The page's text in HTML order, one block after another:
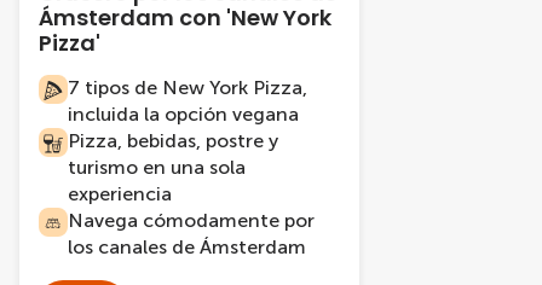
Ámsterdam con 'New York
Pizza'
7 tipos de New York Pizza,
incluida la opción vegana
Pizza, bebidas, postre y
turismo en una sola
experiencia
Navega cómodamente por
los canales de Ámsterdam